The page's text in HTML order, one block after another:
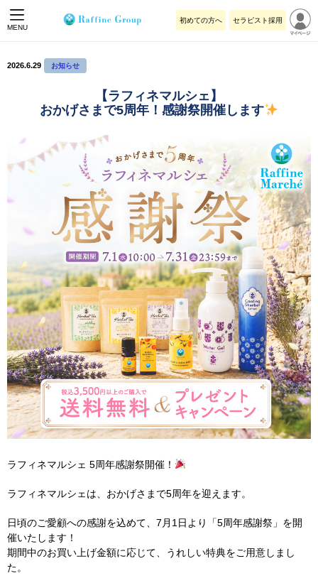
MENU
初めての方へ セラピスト採用
2026.6.29 お知らせ
【ラフィネマルシェ】
おかげさまで5周年！感謝祭開催します
ラフィネマルシェ 5周年感謝祭開催！
ラフィネマルシェは、おかげさまで5周年を迎えます。
日頃のご愛顧への感謝を込めて、7月1日より「5周年感謝祭」を開
催いたします！
期間中のお買い上げ金額に応じて、うれしい特典をご用意しまし
た。